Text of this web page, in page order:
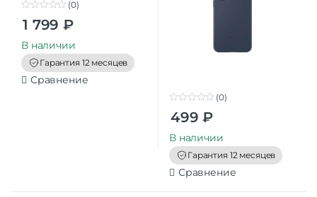
t
o
f
5
(0)
1 799 ₽
В наличии
Гарантия 12 месяцев
Сравнение
o
t
o
f
5
(0)
499 ₽
В наличии
Гарантия 12 месяцев
Сравнение